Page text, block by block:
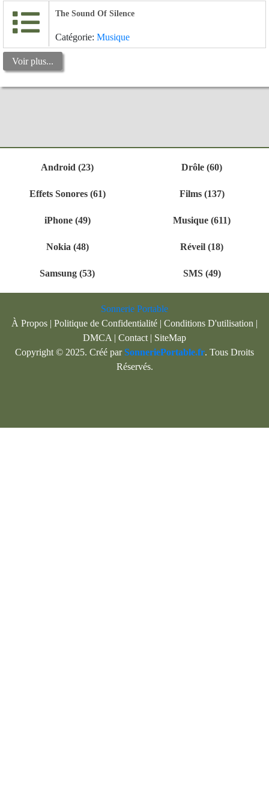
The Sound Of Silence
Catégorie: Musique
Voir plus...
Android (23) Drôle (60)
Effets Sonores (61) Films (137)
iPhone (49) Musique (611)
Nokia (48) Réveil (18)
Samsung (53) SMS (49)
Sonnerie Portable
À Propos | Politique de Confidentialité | Conditions D'utilisation |
DMCA | Contact | SiteMap
Copyright © 2025. Créé parSonneriePortable.fr. Tous Droits
Réservés.